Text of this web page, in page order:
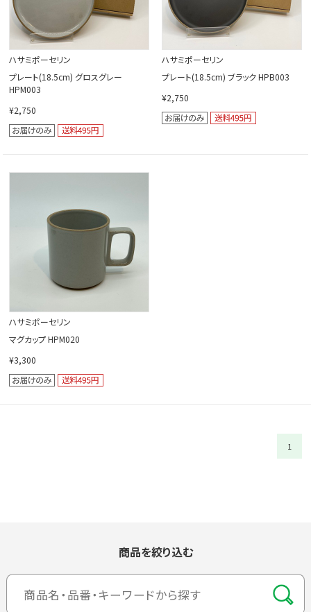
ハサミポーセリン
プレート(18.5cm) グロスグレー
HPM003
¥2,750
ハサミポーセリン
プレート(18.5cm) ブラック HPB003
¥2,750
ハサミポーセリン
マグカップ HPM020
¥3,300
1
商品を絞り込む